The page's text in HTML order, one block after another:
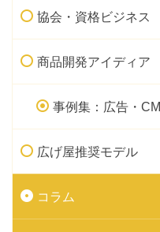
協会・資格ビジネス
商品開発アイディア
事例集：広告・CM
広げ屋推奨モデル
コラム